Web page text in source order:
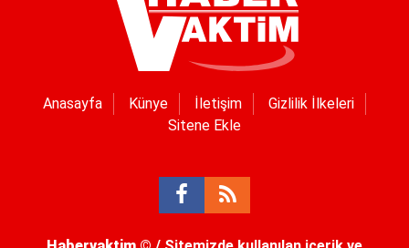
Anasayfa Künye İletişim
Gizlilik İlkeleri
Sitene Ekle